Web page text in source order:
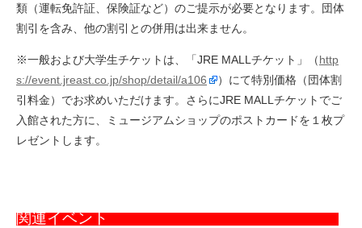
類（運転免許証、保険証など）のご提示が必要となります。団体
割引を含み、他の割引との併用は出来ません。
※一般および大学生チケットは、「JRE MALLチケット」（http
s://event.jreast.co.jp/shop/detail/a106
）にて特別価格（団体割
引料金）でお求めいただけます。さらにJRE MALLチケットでご
入館された方に、ミュージアムショップのポストカードを１枚プ
レゼントします。
関連イベント